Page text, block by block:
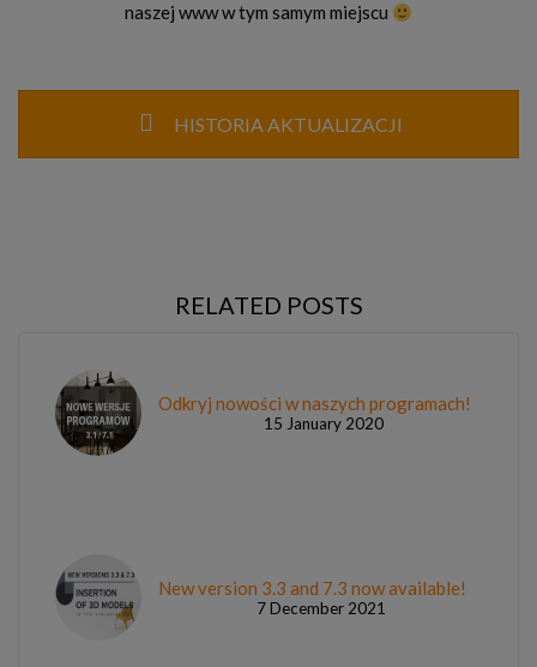
naszej www w tym samym miejscu
HISTORIA AKTUALIZACJI
RELATED POSTS
Odkryj nowości w naszych programach!
15 January 2020
New version 3.3 and 7.3 now available!
7 December 2021